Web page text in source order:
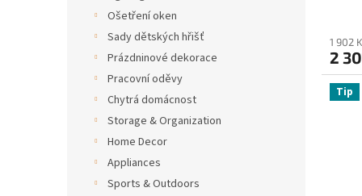
Ošetření oken
Sady dětských hřišť
Prázdninové dekorace
Pracovní oděvy
Chytrá domácnost
Storage & Organization
Home Decor
Appliances
Sports & Outdoors
1 902
2
Tip